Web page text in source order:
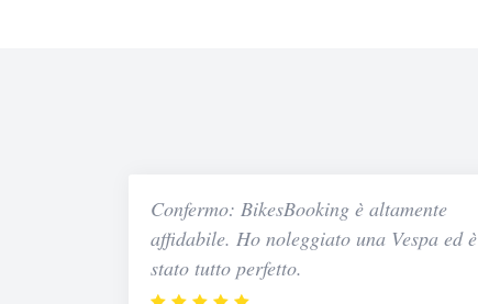
Confermo: BikesBooking è altamente
affidabile. Ho noleggiato una Vespa ed è
stato tutto perfetto.